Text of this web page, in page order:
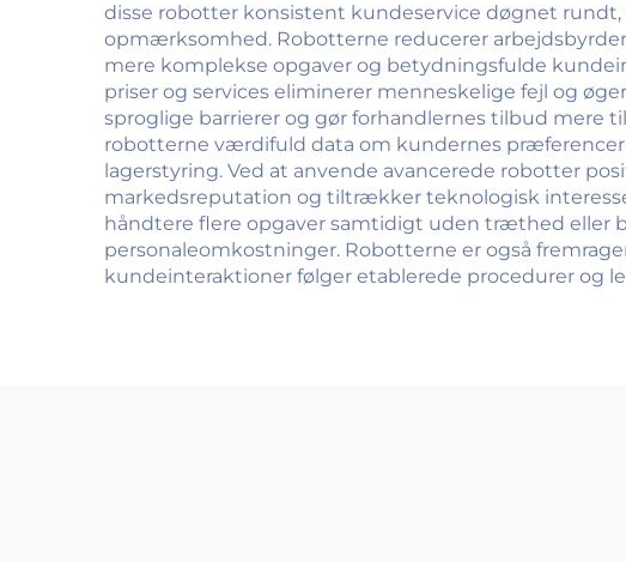
disse robotter konsistent kundeservice døgnet
opmærksomhed. Robotterne reducerer
mere komplekse opgaver og betydningsfulde
priser og services eliminerer menneskelige fejl og
sproglige barrierer og gør forhandlernes tilbud
robotterne værdifuld data om kundernes
lagerstyring. Ved at anvende avancerede robotter
markedsreputation og tiltrækker teknologisk
håndtere flere opgaver samtidigt uden træthed eller
personaleomkostninger. Robotterne er også
kundeinteraktioner følger etablerede procedurer og